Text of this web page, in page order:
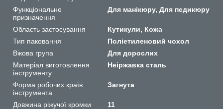
Функціональне
призначення
Для манікюру, Для педикюру
Область застосування
Кутикули, Кожа
Тип паковання
Поліетиленовий чохол
Вікова група
Для дорослих
Матеріал виготовлення
інструменту
Неіржавка сталь
Форма робочих країв
інструмента
Загнута
Довжина ріжучої кромки
11